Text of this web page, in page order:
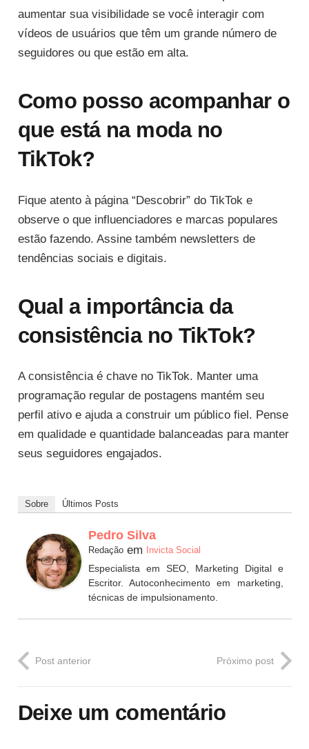
aumentar sua visibilidade se você interagir com
vídeos de usuários que têm um grande número de
seguidores ou que estão em alta.
Como posso acompanhar o
que está na moda no
TikTok?
Fique atento à página “Descobrir” do TikTok e
observe o que influenciadores e marcas populares
estão fazendo. Assine também newsletters de
tendências sociais e digitais.
Qual a importância da
consistência no TikTok?
A consistência é chave no TikTok. Manter uma
programação regular de postagens mantém seu
perfil ativo e ajuda a construir um público fiel. Pense
em qualidade e quantidade balanceadas para manter
seus seguidores engajados.
Sobre Últimos Posts
Pedro Silva
Redaçãoem Invicta Social
Especialista em SEO, Marketing Digital e
Escritor. Autoconhecimento em marketing,
técnicas de impulsionamento.
Post anterior Próximo post
Deixe um comentário